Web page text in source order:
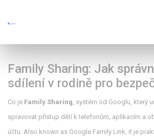
Family Sharing: Jak
sdílení v rodině pro
Co je Family Sharing, systém od Googlu, který
spravovat přístup dětí k telefonům, aplikacím a
účtu. Also known as Google Family Link, it je